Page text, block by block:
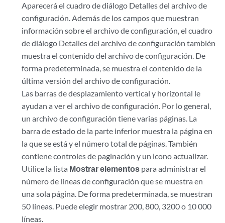
Aparecerá el cuadro de diálogo Detalles del archivo de
configuración. Además de los campos que muestran
información sobre el archivo de configuración, el cuadro
de diálogo Detalles del archivo de configuración también
muestra el contenido del archivo de configuración. De
forma predeterminada, se muestra el contenido de la
última versión del archivo de configuración.
Las barras de desplazamiento vertical y horizontal le
ayudan a ver el archivo de configuración. Por lo general,
un archivo de configuración tiene varias páginas. La
barra de estado de la parte inferior muestra la página en
la que se está y el número total de páginas. También
contiene controles de paginación y un icono actualizar.
Utilice la lista Mostrar elementos para administrar el
número de líneas de configuración que se muestra en
una sola página. De forma predeterminada, se muestran
50 líneas. Puede elegir mostrar 200, 800, 3200 o 10 000
líneas.